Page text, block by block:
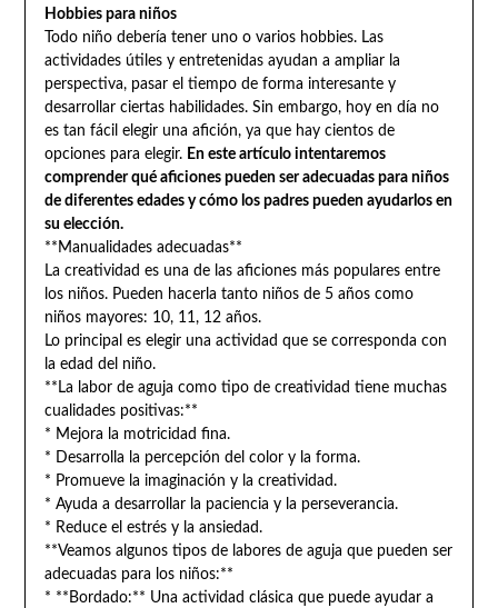
Hobbies para niños
Todo niño debería tener uno o varios hobbies. Las
actividades útiles y entretenidas ayudan a ampliar la
perspectiva, pasar el tiempo de forma interesante y
desarrollar ciertas habilidades. Sin embargo, hoy en día no
es tan fácil elegir una afición, ya que hay cientos de
opciones para elegir. En este artículo intentaremos
comprender qué aficiones pueden ser adecuadas para niños
de diferentes edades y cómo los padres pueden ayudarlos en
su elección.
**Manualidades adecuadas**
La creatividad es una de las aficiones más populares entre
los niños. Pueden hacerla tanto niños de 5 años como
niños mayores: 10, 11, 12 años.
Lo principal es elegir una actividad que se corresponda con
la edad del niño.
**La labor de aguja como tipo de creatividad tiene muchas
cualidades positivas:**
* Mejora la motricidad fina.
* Desarrolla la percepción del color y la forma.
* Promueve la imaginación y la creatividad.
* Ayuda a desarrollar la paciencia y la perseverancia.
* Reduce el estrés y la ansiedad.
**Veamos algunos tipos de labores de aguja que pueden ser
adecuadas para los niños:**
* **Bordado:** Una actividad clásica que puede ayudar a